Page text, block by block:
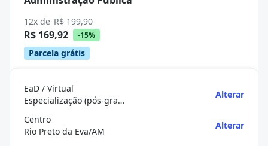
12x de R$ 199,90
R$ 169,92 -15%
Parcela grátis
EaD / Virtual
Especialização (pós-graduação)
Alterar
Centro
Rio Preto da Eva/AM
Alterar